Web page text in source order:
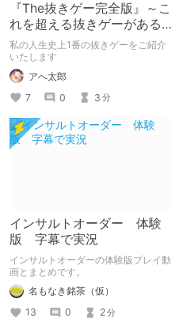
『The抜きゲー完全版』～こ
れを超える抜きゲーがある
だろうか～
私の人生史上1番の抜きゲーをご紹介
いたします
アへ太郎
7
0 3 分
インサルトオーダー 体験
版 字幕で実況
インサルトオーダーの体験版プレイ動
画とまとめです。
名もなき銘茶（仮）
13
0 2分